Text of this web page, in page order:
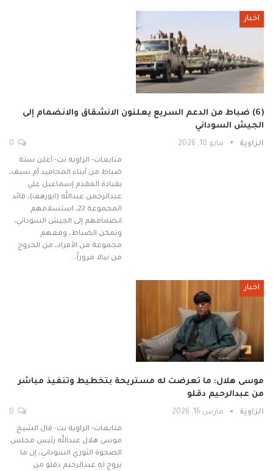
اخبار
(6) ضباط من الدعم السريع يعلنون الانشقاق والانضمام إلى
الجيش السوداني
الزاوية مايو 10, 2026
متابعات- الزاوية نت- أعلن ستة
ضباط من أبناء المحاميد أم سيف،
بقيادة المقدم إسماعيل علي
عبدالرحمن عبدالله (ابورهف)، قائد
المجموعة 22، استسلامهم
انضمامهم إلى الجيش السوداني،
وتمكن الضباط، ومعهم
مجموعة من الأفراد، من الخروج
من نيالا مروراً…
اخبار
موسى هلال: ما تعرضت له مستريحة بتخطيط وتنفيذ مباشر
من عبدالرحيم دقلو
الزاوية مارس 16, 2026
متابعات- الزاوية نت- قال الشيخ
موسى هلال عبدالله رئيس مجلس
الصحوة الثوري السوداني، إن ما
يروج له عبدالرحيم دقلو من